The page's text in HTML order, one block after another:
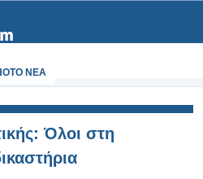
NEA
Όλοι στη